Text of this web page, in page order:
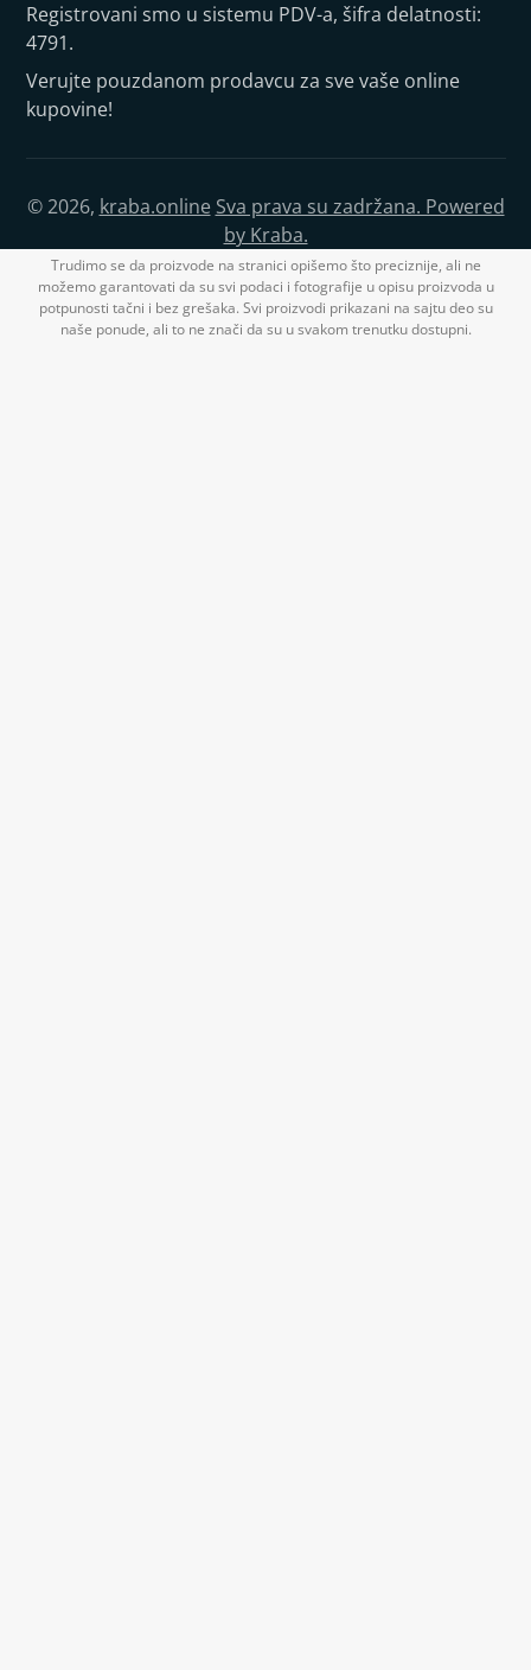
Registrovani smo u sistemu PDV-a, šifra delatnosti:
4791.
Verujte pouzdanom prodavcu za sve vaše online
kupovine!
© 2026, kraba.online Sva prava su zadržana. Powered
by Kraba.
Trudimo se da proizvode na stranici opišemo što preciznije, ali ne
možemo garantovati da su svi podaci i fotografije u opisu proizvoda u
potpunosti tačni i bez grešaka. Svi proizvodi prikazani na sajtu deo su
naše ponude, ali to ne znači da su u svakom trenutku dostupni.